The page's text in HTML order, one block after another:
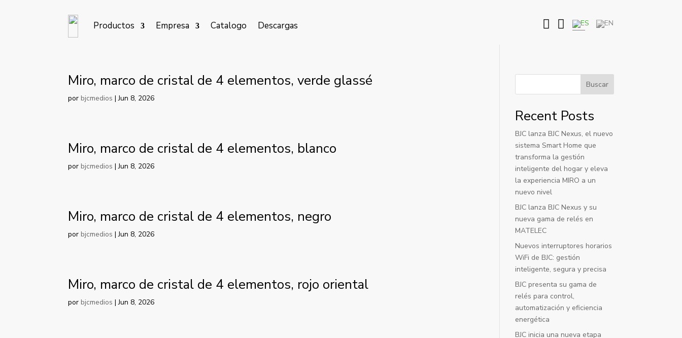
Productos Empresa Catalogo Descargas  
Miro, marco de cristal de 4 elementos, verde glassé
por bjcmedios |Jun 8, 2026
Miro, marco de cristal de 4 elementos, blanco
por bjcmedios |Jun 8, 2026
Miro, marco de cristal de 4 elementos, negro
por bjcmedios |Jun 8, 2026
Miro, marco de cristal de 4 elementos, rojo oriental
por bjcmedios |Jun 8, 2026
Buscar
Recent Posts
BJC lanza BJC Nexus, el nuevo
sistema Smart Home que
transforma la gestión
inteligente del hogar y eleva
la experiencia MIRO a un
nuevo nivel
BJC lanza BJC Nexus y su
nueva gama de relés en
MATELEC
Nuevos interruptores horarios
WiFi de BJC: gestión
inteligente, segura y precisa
BJC presenta su gama de
relés para control,
automatización y eficiencia
energética
BJC inicia una nueva etapa